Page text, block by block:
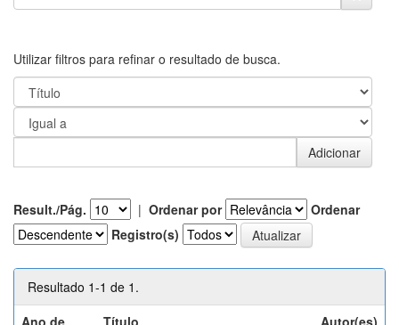
Utilizar filtros para refinar o resultado de busca.
Result./Pág. | Ordenar por
Ordenar
Registro(s)
Resultado 1-1 de 1.
Ano de
Título Autor(es)